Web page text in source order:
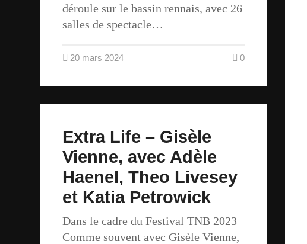
déroule sur le bassin rennais, avec 26
salles de spectacle…
20 mars 2024 0
Extra Life – Gisèle
Vienne, avec Adèle
Haenel, Theo Livesey
et Katia Petrowick
Dans le cadre du Festival TNB 2023
Comme souvent avec Gisèle Vienne,